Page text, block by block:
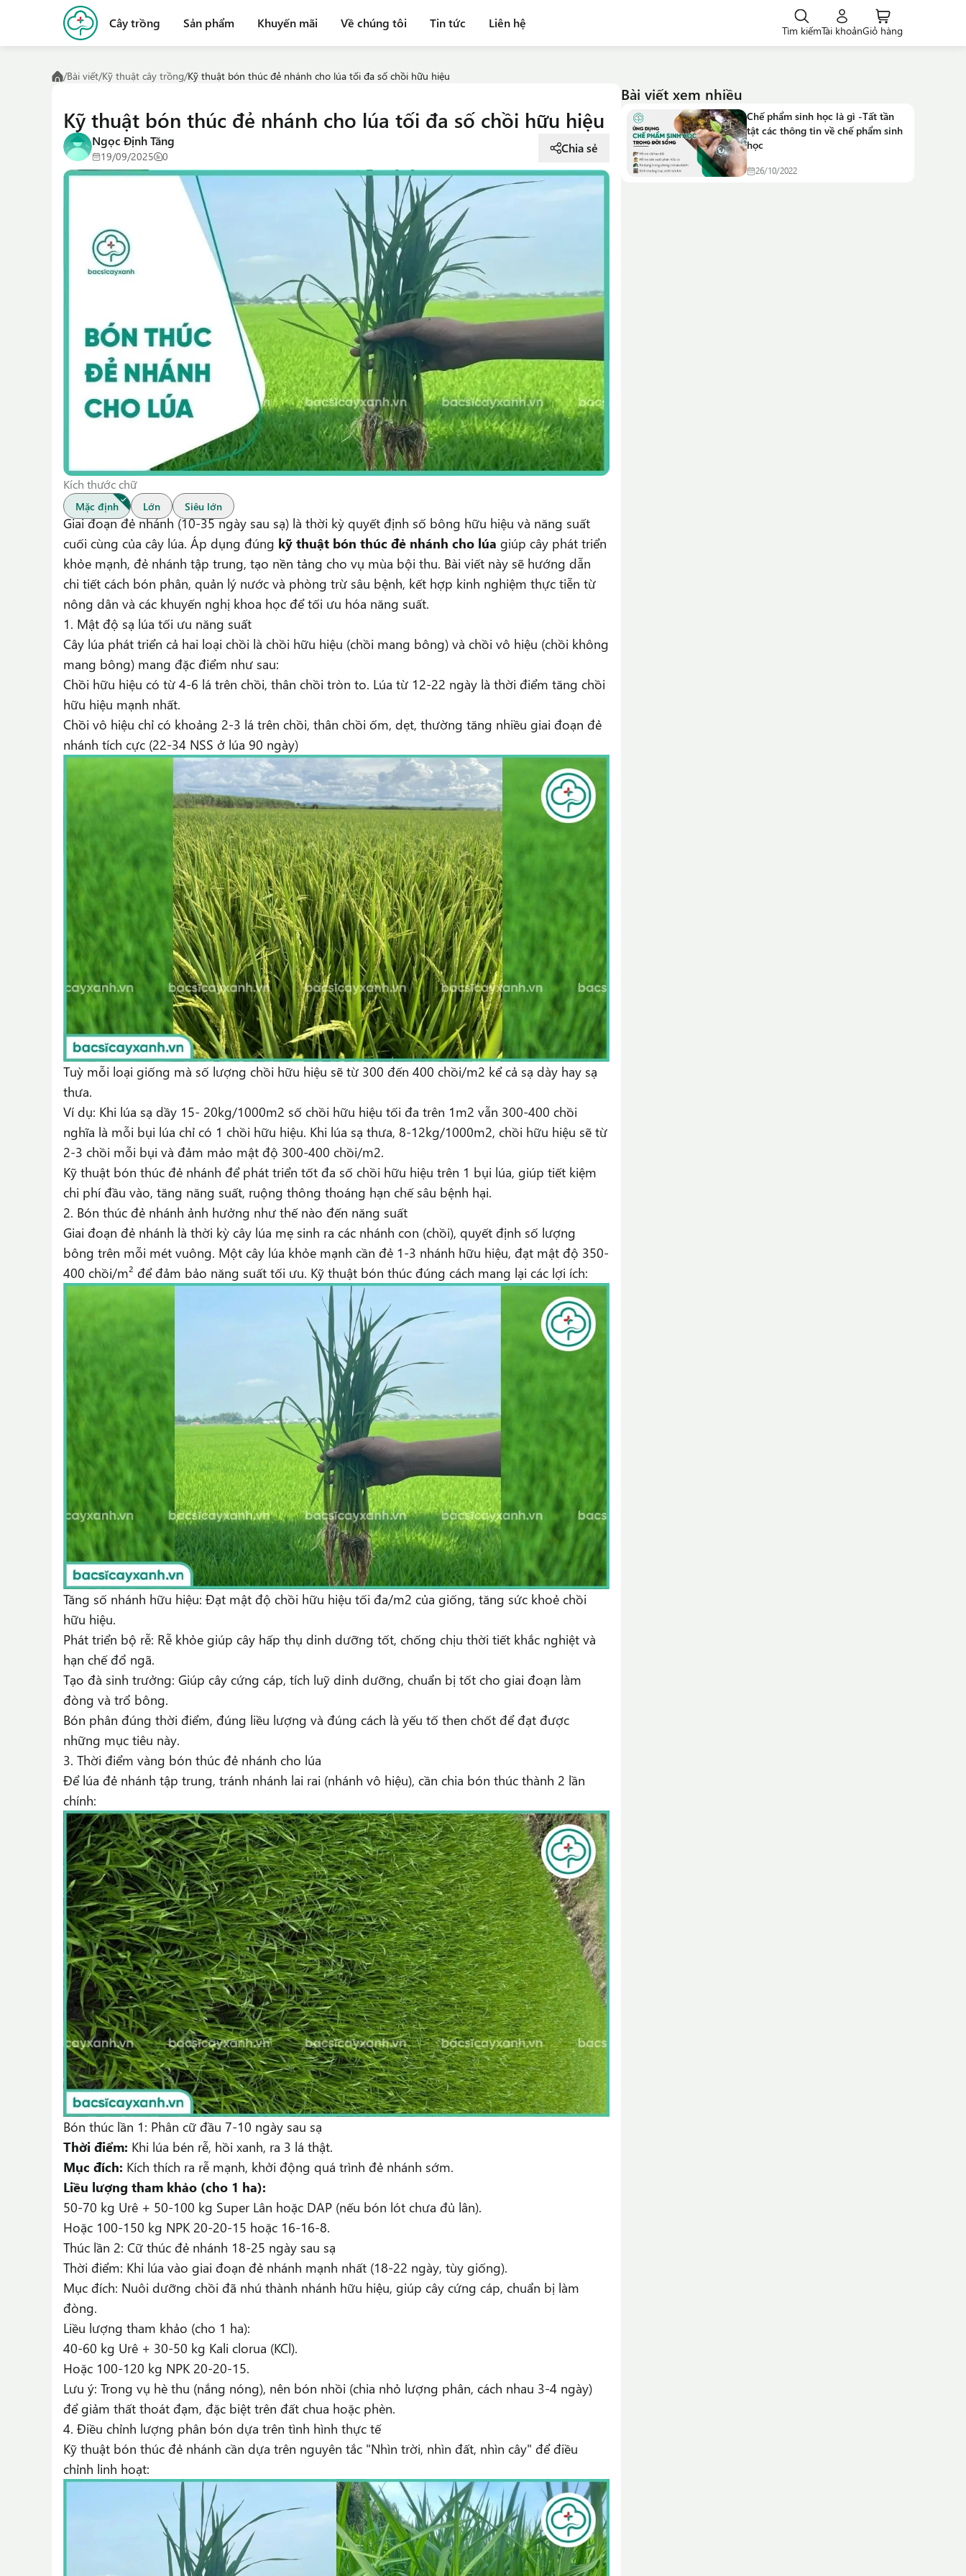
Cây trồng Sản phẩm Khuyến mãi Về chúng tôi Tin tức Liên hệ Tìm kiếmTài khoảnGiỏ hàng
/Bài viết/Kỹ thuật cây trồng/Kỹ thuật bón thúc đẻ nhánh cho lúa tối đa số chồi hữu hiệu
Kỹ thuật bón thúc đẻ nhánh cho lúa tối đa số chồi hữu hiệu
Ngọc Định Tăng
19/09/2025 0
Chia sẻ
Kích thước chữ
Mặc định Lớn Siêu lớn
Giai đoạn đẻ nhánh (10-35 ngày sau sạ) là thời kỳ quyết định số bông hữu hiệu và năng suất
cuối cùng của cây lúa. Áp dụng đúng kỹ thuật bón thúc đẻ nhánh cho lúa giúp cây phát triển
khỏe mạnh, đẻ nhánh tập trung, tạo nền tảng cho vụ mùa bội thu. Bài viết này sẽ hướng dẫn
chi tiết cách bón phân, quản lý nước và phòng trừ sâu bệnh, kết hợp kinh nghiệm thực tiễn từ
nông dân và các khuyến nghị khoa học để tối ưu hóa năng suất.
1. Mật độ sạ lúa tối ưu năng suất
Cây lúa phát triển cả hai loại chồi là chồi hữu hiệu (chồi mang bông) và chồi vô hiệu (chồi không
mang bông) mang đặc điểm như sau:
Chồi hữu hiệu có từ 4-6 lá trên chồi, thân chồi tròn to. Lúa từ 12-22 ngày là thời điểm tăng chồi
hữu hiệu mạnh nhất.
Chồi vô hiệu chỉ có khoảng 2-3 lá trên chồi, thân chồi ốm, dẹt, thường tăng nhiều giai đoạn đẻ
nhánh tích cực (22-34 NSS ở lúa 90 ngày)
Tuỳ mỗi loại giống mà số lượng chồi hữu hiệu sẽ từ 300 đến 400 chồi/m2 kể cả sạ dày hay sạ
thưa.
Ví dụ: Khi lúa sạ dầy 15- 20kg/1000m2 số chồi hữu hiệu tối đa trên 1m2 vẫn 300-400 chồi
nghĩa là mỗi bụi lúa chỉ có 1 chồi hữu hiệu. Khi lúa sạ thưa, 8-12kg/1000m2, chồi hữu hiệu sẽ từ
2-3 chồi mỗi bụi và đảm mảo mật độ 300-400 chồi/m2.
Kỹ thuật bón thúc đẻ nhánh để phát triển tốt đa số chồi hữu hiệu trên 1 bụi lúa, giúp tiết kiệm
chi phí đầu vào, tăng năng suất, ruộng thông thoáng hạn chế sâu bệnh hại.
2. Bón thúc đẻ nhánh ảnh hưởng như thế nào đến năng suất
Giai đoạn đẻ nhánh là thời kỳ cây lúa mẹ sinh ra các nhánh con (chồi), quyết định số lượng
bông trên mỗi mét vuông. Một cây lúa khỏe mạnh cần đẻ 1-3 nhánh hữu hiệu, đạt mật độ 350-
400 chồi/m² để đảm bảo năng suất tối ưu. Kỹ thuật bón thúc đúng cách mang lại các lợi ích:
Tăng số nhánh hữu hiệu: Đạt mật độ chồi hữu hiệu tối đa/m2 của giống, tăng sức khoẻ chồi
hữu hiệu.
Phát triển bộ rễ: Rễ khỏe giúp cây hấp thụ dinh dưỡng tốt, chống chịu thời tiết khắc nghiệt và
hạn chế đổ ngã.
Tạo đà sinh trưởng: Giúp cây cứng cáp, tích luỹ dinh dưỡng, chuẩn bị tốt cho giai đoạn làm
đòng và trổ bông.
Bón phân đúng thời điểm, đúng liều lượng và đúng cách là yếu tố then chốt để đạt được
những mục tiêu này.
3. Thời điểm vàng bón thúc đẻ nhánh cho lúa
Để lúa đẻ nhánh tập trung, tránh nhánh lai rai (nhánh vô hiệu), cần chia bón thúc thành 2 lần
chính:
Bón thúc lần 1: Phân cữ đầu 7-10 ngày sau sạ
Thời điểm: Khi lúa bén rễ, hồi xanh, ra 3 lá thật.
Mục đích: Kích thích ra rễ mạnh, khởi động quá trình đẻ nhánh sớm.
Liều lượng tham khảo (cho 1 ha):
50-70 kg Urê + 50-100 kg Super Lân hoặc DAP (nếu bón lót chưa đủ lân).
Hoặc 100-150 kg NPK 20-20-15 hoặc 16-16-8.
Thúc lần 2: Cữ thúc đẻ nhánh 18-25 ngày sau sạ
Thời điểm: Khi lúa vào giai đoạn đẻ nhánh mạnh nhất (18-22 ngày, tùy giống).
Mục đích: Nuôi dưỡng chồi đã nhú thành nhánh hữu hiệu, giúp cây cứng cáp, chuẩn bị làm
đòng.
Liều lượng tham khảo (cho 1 ha):
40-60 kg Urê + 30-50 kg Kali clorua (KCl).
Hoặc 100-120 kg NPK 20-20-15.
Lưu ý: Trong vụ hè thu (nắng nóng), nên bón nhồi (chia nhỏ lượng phân, cách nhau 3-4 ngày)
để giảm thất thoát đạm, đặc biệt trên đất chua hoặc phèn.
4. Điều chỉnh lượng phân bón dựa trên tình hình thực tế
Kỹ thuật bón thúc đẻ nhánh cần dựa trên nguyên tắc "Nhìn trời, nhìn đất, nhìn cây" để điều
chỉnh linh hoạt:
Bài viết xem nhiều
Chế phẩm sinh học là gì -Tất tần
tật các thông tin về chế phẩm sinh
học
26/10/2022